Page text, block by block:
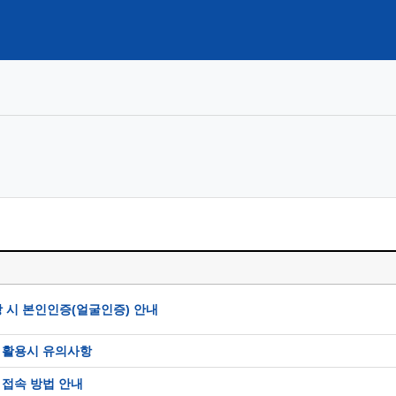
시 본인인증(얼굴인증) 안내
용시 유의사항
속 방법 안내